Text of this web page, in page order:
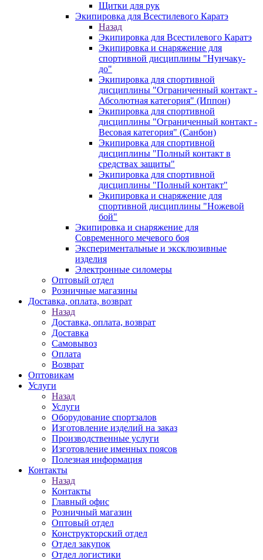
Щитки для рук
Экипировка для Всестилевого Каратэ
Назад
Экипировка для Всестилевого Каратэ
Экипировка и снаряжение для
спортивной дисциплины "Нунчаку-
до"
Экипировка для спортивной
дисциплины "Ограниченный контакт -
Абсолютная категория" (Иппон)
Экипировка для спортивной
дисциплины "Ограниченный контакт -
Весовая категория" (Санбон)
Экипировка для спортивной
дисциплины "Полный контакт в
средствах защиты"
Экипировка для спортивной
дисциплины "Полный контакт"
Экипировка и снаряжение для
спортивной дисциплины "Ножевой
бой"
Экипировка и снаряжение для
Современного мечевого боя
Экспериментальные и эксклюзивные
изделия
Электронные силомеры
Оптовый отдел
Розничные магазины
Доставка, оплата, возврат
Назад
Доставка, оплата, возврат
Доставка
Самовывоз
Оплата
Возврат
Оптовикам
Услуги
Назад
Услуги
Оборудование спортзалов
Изготовление изделий на заказ
Производственные услуги
Изготовление именных поясов
Полезная информация
Контакты
Назад
Контакты
Главный офис
Розничный магазин
Оптовый отдел
Конструкторский отдел
Отдел закупок
Отдел логистики